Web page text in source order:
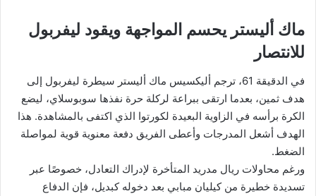
ماك أليستر يحسم المواجهة ويقود ليفربول
للانتصار
في الدقيقة 61، ترجم أليكسيس ماك أليستر سيطرة ليفربول إلى
هدف ثمين، بعدما ارتقى ببراعة لركلة حرة نفذها سوبوسلاي، ليضع
الكرة برأسه في الزاوية البعيدة لكورتوا الذي اكتفى بالمشاهدة. هذا
الهدف أشعل المدرجات وأعطى الفريق دفعة معنوية قوية لمواصلة
الضغط.
ورغم محاولات ريال مدريد المتأخرة لإدراك التعادل، خصوصًا عبر
تسديدة خطيرة من كيليان مبابي بعد دخوله كبديل، فإن الدفاع